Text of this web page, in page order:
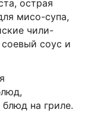
острая
мисо-супа,
чили-
соус и
на гриле.